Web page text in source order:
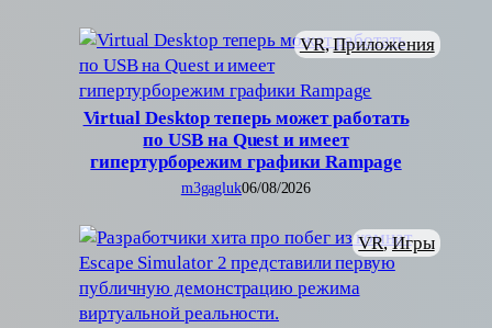
Virtual Desktop теперь может работать
по USB на Quest и имеет
гипертурборежим графики Rampage
VR, Приложения
m3gagluk06/08/2026
VR, Игры